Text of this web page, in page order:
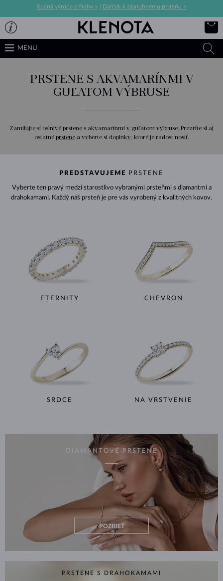
Ručná výroba z Prahy > Darček k zásnubnému prsteňu >
MENU
PRSTENE S AKVAMARÍNMI V
GUĽATOM VÝBRUSE
Zamilujte si oslnivé prstene s akvamarínmi v guľatom výbruse. Prezrite si aj
ostatné prstenea vyberte si doplnky, ktoré je radosť nosiť.
PREDSTAVUJEME PRSTENE
Vyberte ten pravý medzi starostlivo vybranými prsteňmi s diamantmi a
drahokamami. Každý náš prsteň je pre vás vyrobený z kvalitných kovov.
ETERNITY CHEVRON
SRDCE NA VRSTVENIE
DIAMANTOVÉ PRSTENE
POZRIEŤ
PRSTENE S DRAHOKAMAMI